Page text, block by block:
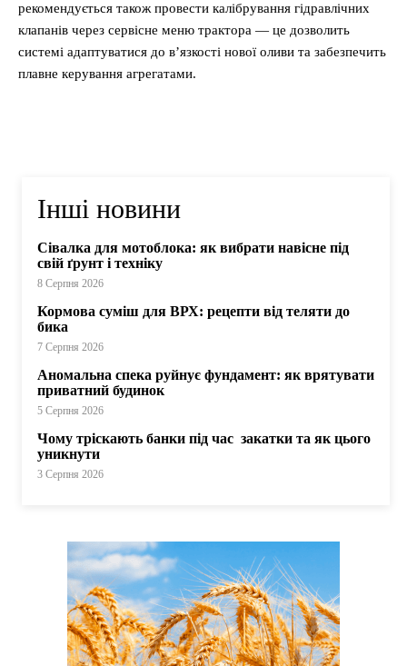
рекомендується також провести калібрування гідравлічних
клапанів через сервісне меню трактора — це дозволить
системі адаптуватися до в’язкості нової оливи та забезпечить
плавне керування агрегатами.
Інші новини
Сівалка для мотоблока: як вибрати навісне під
свій ґрунт і техніку
8 Серпня 2026
Кормова суміш для ВРХ: рецепти від теляти до
бика
7 Серпня 2026
Аномальна спека руйнує фундамент: як врятувати
приватний будинок
5 Серпня 2026
Чому тріскають банки під час закатки та як цього
уникнути
3 Серпня 2026